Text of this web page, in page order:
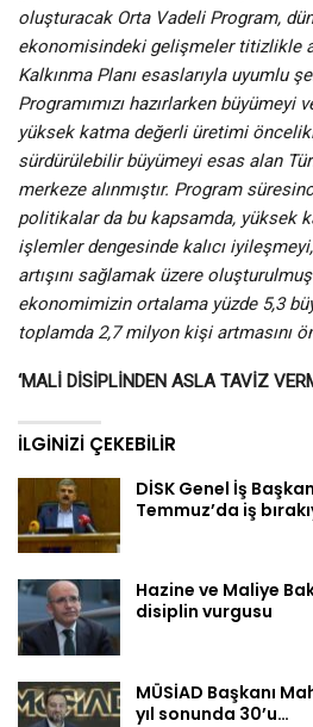
oluşturacak Orta Vadeli Program,
ekonomisindeki gelişmeler titizlikle
Kalkınma Planı esaslarıyla uyumlu
Programımızı hazırlarken büyümeyi
yüksek katma değerli üretimi
sürdürülebilir büyümeyi esas alan
merkeze alınmıştır. Program
politikalar da bu kapsamda, yüksek
işlemler dengesinde kalıcı
artışını sağlamak üzere
ekonomimizin ortalama yüzde 5,3
toplamda 2,7 milyon kişi artmasını
‘MALİ DİSİPLİNDEN ASLA TAVİZ
İLGINIZI ÇEKEBILIR
DİSK Genel İş
Temmuz’da iş
Hazine ve Maliye
disiplin vurgusu
MÜSİAD Başkanı
yıl sonunda 30’u…